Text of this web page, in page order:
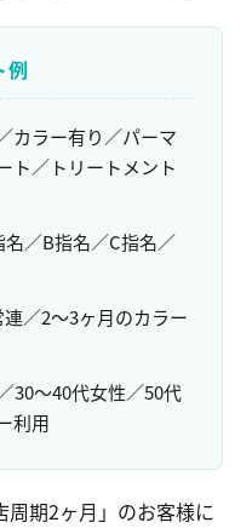
例
カラー有り／パーマ
ト／トリートメント
／B指名／C指名／
／2〜3ヶ月のカラー
30〜40代女性／50代
利用
期2ヶ月」のお客様に